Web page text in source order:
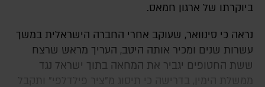
ביוקרתו של ארגון חמאס.
נראה כי סינוואר, שעוקב אחרי החברה הישראלית במשך
עשרות שנים ומכיר אותה היטב, העריך מראש שרצח
ששת החטופים יגביר את המחאה בתוך ישראל נגד
ממשלת הימין, בדרישה כי תיסוג מ"ציר פילדלפי" ותקבל